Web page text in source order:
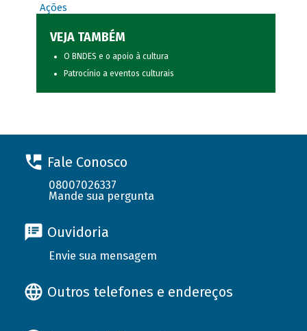
Ações
VEJA TAMBÉM
O BNDES e o apoio à cultura
Patrocínio a eventos culturais
Fale Conosco
08007026337
Mande sua pergunta
Ouvidoria
Envie sua mensagem
Outros telefones e endereços